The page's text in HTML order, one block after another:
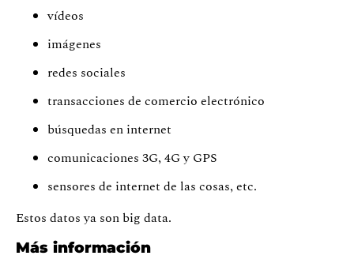
vídeos
imágenes
redes sociales
transacciones de comercio electrónico
búsquedas en internet
comunicaciones 3G, 4G y GPS
sensores de internet de las cosas, etc.
Estos datos ya son big data.
Más información